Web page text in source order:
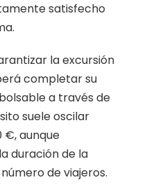
satisfecho
la excursión
completar su
a través de
suele oscilar
€, aunque
duración de la
de viajeros.